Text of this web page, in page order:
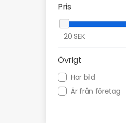
Pris
20 SEK
Övrigt
Har bild
Är från företag